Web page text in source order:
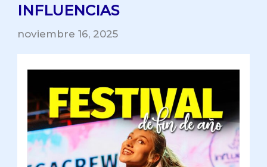
INFLUENCIAS
noviembre 16, 2025